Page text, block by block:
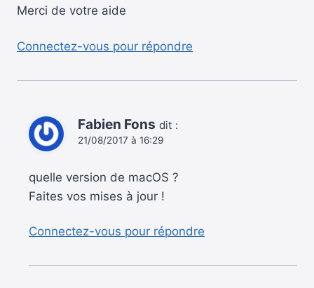
Merci de votre aide
Connectez-vous pour répondre
Fabien Fons dit :
21/08/2017 à 16:29
quelle version de macOS ?
Faites vos mises à jour !
Connectez-vous pour répondre